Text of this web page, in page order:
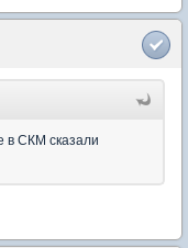
в СКМ сказали